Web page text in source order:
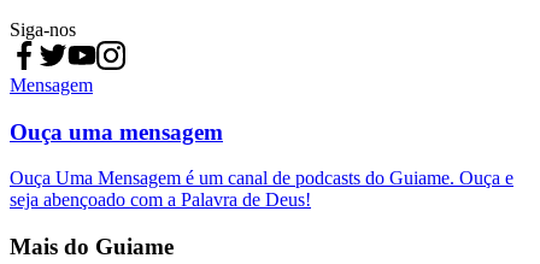
Siga-nos
Mensagem
Ouça uma mensagem
Ouça Uma Mensagem é um canal de podcasts do Guiame. Ouça e
seja abençoado com a Palavra de Deus!
Mais do Guiame